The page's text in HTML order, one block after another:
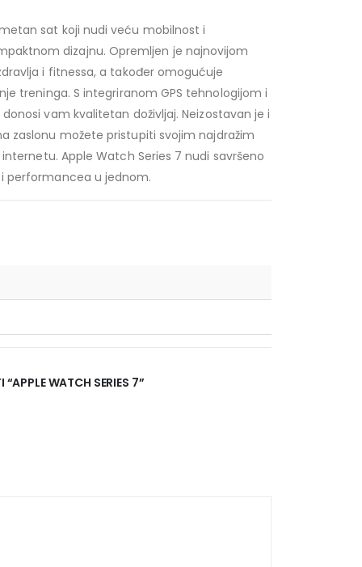
sat koji nudi veću mobilnost i
dizajnu. Opremljen je najnovijom
i fitnessa, a također omogućuje
treninga. S integriranom GPS tehnologijom i
vam kvalitetan doživljaj. Neizostavan je i
zaslonu možete pristupiti svojim najdražim
Apple Watch Series 7 nudi savršeno
performancea u jednom.
“APPLE WATCH SERIES 7”